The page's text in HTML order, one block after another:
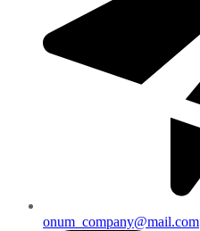
onum_company@mail.com